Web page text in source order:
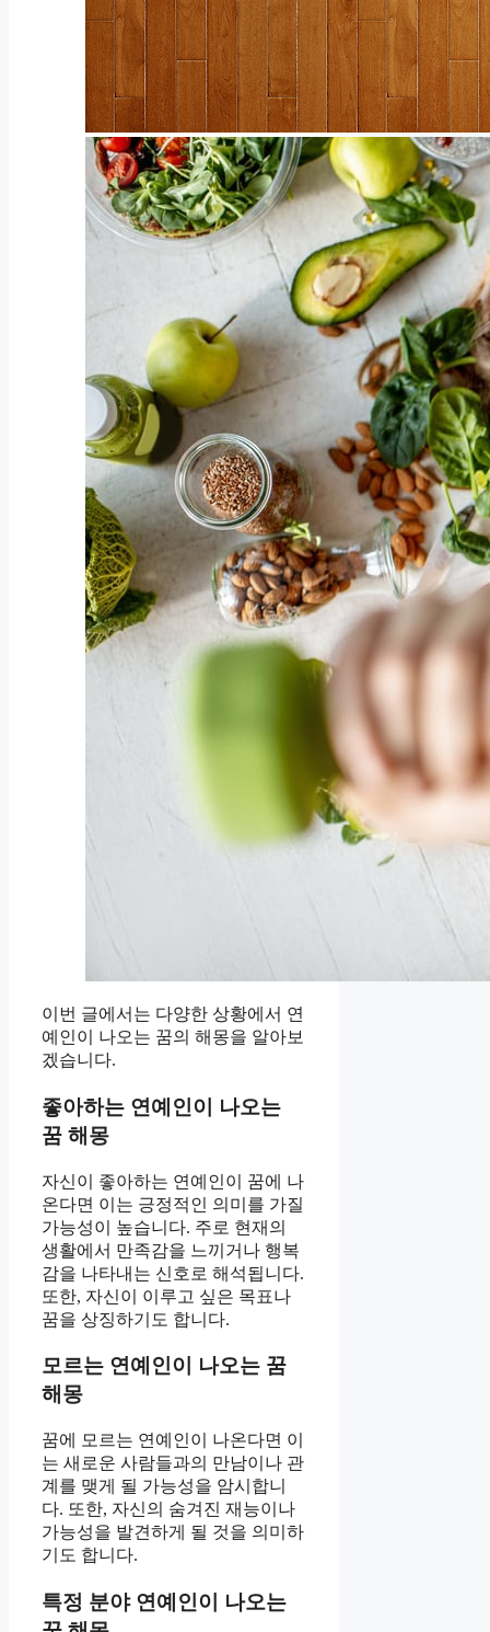
이번 글에서는 다양한 상황에서 연
예인이 나오는 꿈의 해몽을 알아보
겠습니다.
좋아하는 연예인이 나오는
꿈 해몽
자신이 좋아하는 연예인이 꿈에 나
온다면 이는 긍정적인 의미를 가질
가능성이 높습니다. 주로 현재의
생활에서 만족감을 느끼거나 행복
감을 나타내는 신호로 해석됩니다.
또한, 자신이 이루고 싶은 목표나
꿈을 상징하기도 합니다.
모르는 연예인이 나오는 꿈
해몽
꿈에 모르는 연예인이 나온다면 이
는 새로운 사람들과의 만남이나 관
계를 맺게 될 가능성을 암시합니
다. 또한, 자신의 숨겨진 재능이나
가능성을 발견하게 될 것을 의미하
기도 합니다.
특정 분야 연예인이 나오는